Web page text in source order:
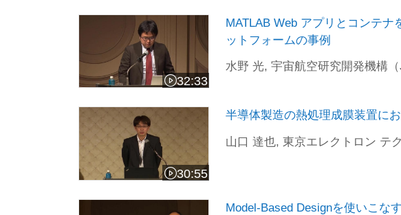
MATLAB Web アプリとコンテナを活用した衛星概念検
32:33
ビデオの長さ 32:33
MATLAB Web アプリとコンテ
ットフォームの事例
水野 光, 宇宙航空研究開発機構（
半導体製造の熱処理成膜装置における温度制御への
30:55
ビデオの長さ 30:55
半導体製造の熱処理成膜装置に
山口 達也, 東京エレクトロン テ
Model-Based Designを使いこなす！製品開発プロセス全
Model-Based Designを使いこな